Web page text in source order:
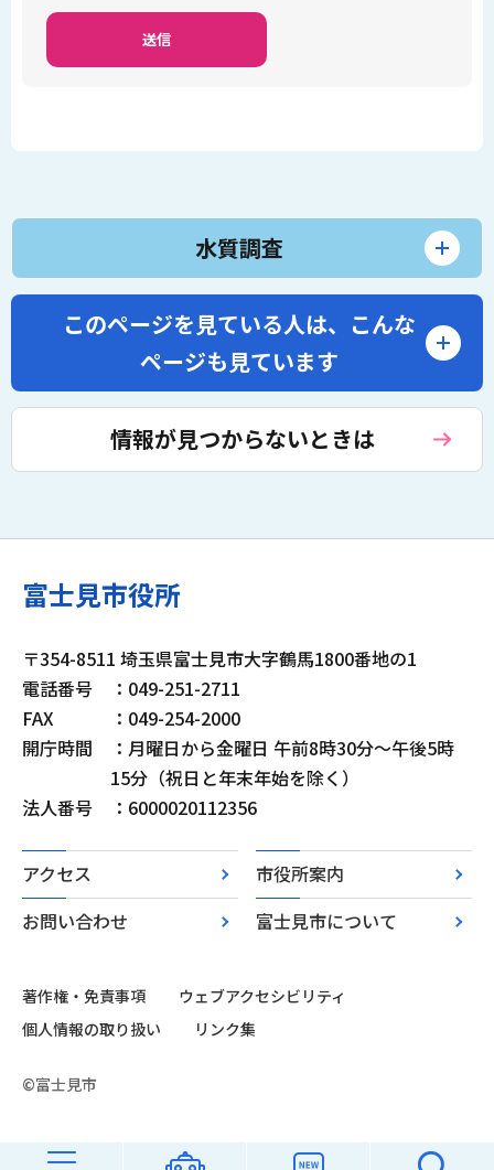
水質調査
このページを見ている人は、 こんな
ページも見ています
情報が見つからないときは
富士見市役所
〒354-8511 埼玉県富士見市大字鶴馬1800番地の1
電話番号
：049-251-2711
FAX
：049-254-2000
開庁時間
：月曜日から金曜日 午前8時30分～午後5時
15分（祝日と年末年始を除く）
法人番号
：6000020112356
アクセス
市役所案内
お問い合わせ
富士見市について
著作権・免責事項
ウェブアクセシビリティ
個人情報の取り扱い
リンク集
©富士見市